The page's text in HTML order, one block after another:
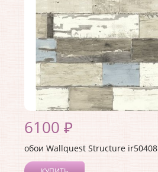
6100 ₽
обои Wallquest Structure ir50408